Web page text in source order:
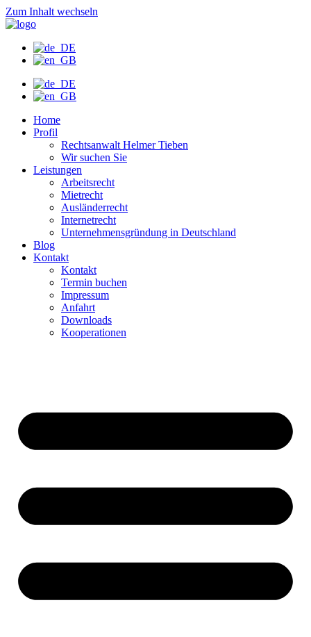
Zum Inhalt wechseln
Home
Profil
Rechtsanwalt Helmer Tieben
Wir suchen Sie
Leistungen
Arbeitsrecht
Mietrecht
Ausländerrecht
Internetrecht
Unternehmensgründung in Deutschland
Blog
Kontakt
Kontakt
Termin buchen
Impressum
Anfahrt
Downloads
Kooperationen